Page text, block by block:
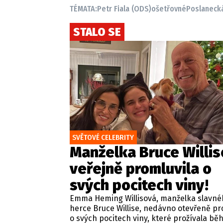
TÉMATA:Petr Fiala (ODS)ošetřovné
STALO SE
SVĚTOVÉ CELEBRITY
Manželka Bruce
veřejně promluvila o
svých pocitech viny!
Emma Heming Willisová, manželka
herce Bruce Willise, nedávno otevřeně
o svých pocitech viny, které prožívala